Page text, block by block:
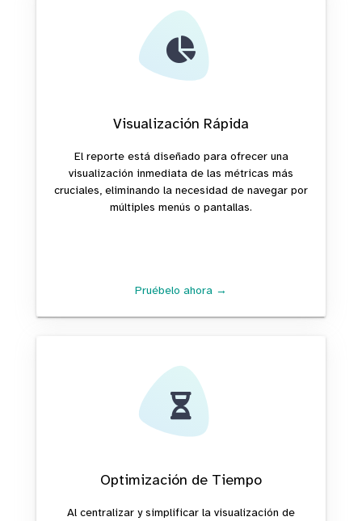
Visualización Rápida
El reporte está diseñado para ofrecer una
visualización inmediata de las métricas más
cruciales, eliminando la necesidad de navegar por
múltiples menús o pantallas.
Pruébelo ahora →
Optimización de Tiempo
Al centralizar y simplificar la visualización de